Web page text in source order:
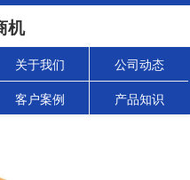
机
关于我们 公司动态
客户案例 产品知识